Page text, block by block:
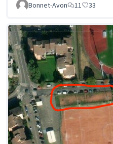
Bonnet-Avon 11 33